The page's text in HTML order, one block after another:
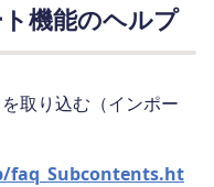
機能のヘルプ
取り込む（インポー